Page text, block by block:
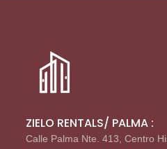
ZIELO RENTALS/ PALMA :
Calle Palma Nte. 413, Centro